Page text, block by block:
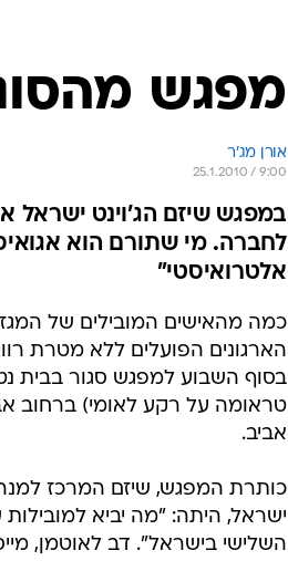
מפגש
אורן מג'ר
25.1.2010 / 9:00
במפגש שיזם הג'וינט ישראל
לחברה. מי שתורם הוא
אלטרואיסטי"
כמה מהאישים המובילים של
הארגונים הפועלים ללא מטרת
בסוף השבוע למפגש סגור בבית
טראומה על רקע לאומי) ברחוב
אביב.
כותרת המפגש, שיזם המרכז
ישראל, היתה: "מה יביא
השלישי בישראל". דב לאוטמן,